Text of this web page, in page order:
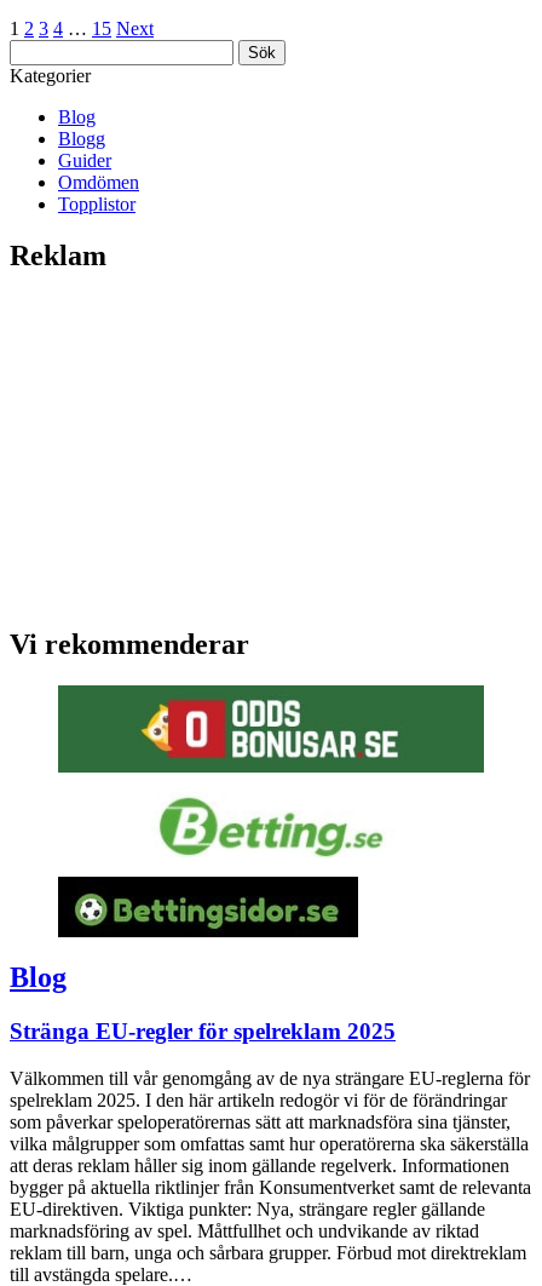
1 2 3 4 … 15 Next
efter:
Kategorier
Blog
Blogg
Guider
Omdömen
Topplistor
Reklam
Vi rekommenderar
Blog
Stränga EU-regler för spelreklam 2025
Välkommen till vår genomgång av de nya strängare EU-reglerna för
spelreklam 2025. I den här artikeln redogör vi för de förändringar
som påverkar speloperatörernas sätt att marknadsföra sina tjänster,
vilka målgrupper som omfattas samt hur operatörerna ska säkerställa
att deras reklam håller sig inom gällande regelverk. Informationen
bygger på aktuella riktlinjer från Konsumentverket samt de relevanta
EU-direktiven. Viktiga punkter: Nya, strängare regler gällande
marknadsföring av spel. Måttfullhet och undvikande av riktad
reklam till barn, unga och sårbara grupper. Förbud mot direktreklam
till avstängda spelare.…